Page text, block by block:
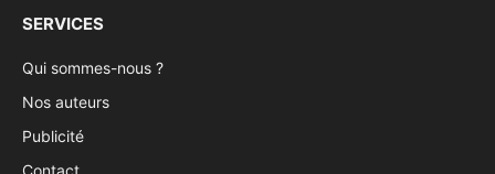
SERVICES
Qui sommes-nous ?
Nos auteurs
Publicité
Contact